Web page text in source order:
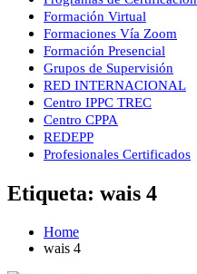
Formación Virtual
Formaciones Vía Zoom
Formación Presencial
Grupos de Supervisión
RED INTERNACIONAL
Centro IPPC TREC
Centro CPPA
REDEPP
Profesionales Certificados
Etiqueta: wais 4
Home
wais 4